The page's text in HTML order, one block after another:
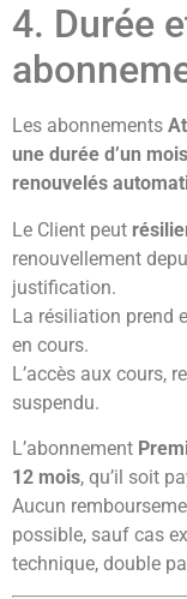
4. Durée
Les abonnements
une durée d’un
renouvelés
Le Client peut
renouvellement
justification.
La résiliation prend
en cours.
L’accès aux cours,
suspendu.
L’abonnement
12 mois, qu’il soit
Aucun
possible, sauf cas
technique, double